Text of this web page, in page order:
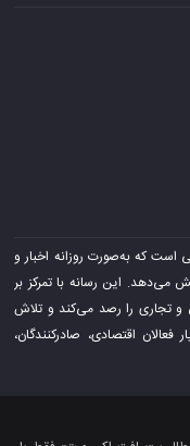
که به‌صورت روزانه اخبار و
می‌دهد. این رسانه با تمرکز بر
و تجاری را رصد می‌کند و تلاش
فعالان اقتصادی، صادرکنندگان،